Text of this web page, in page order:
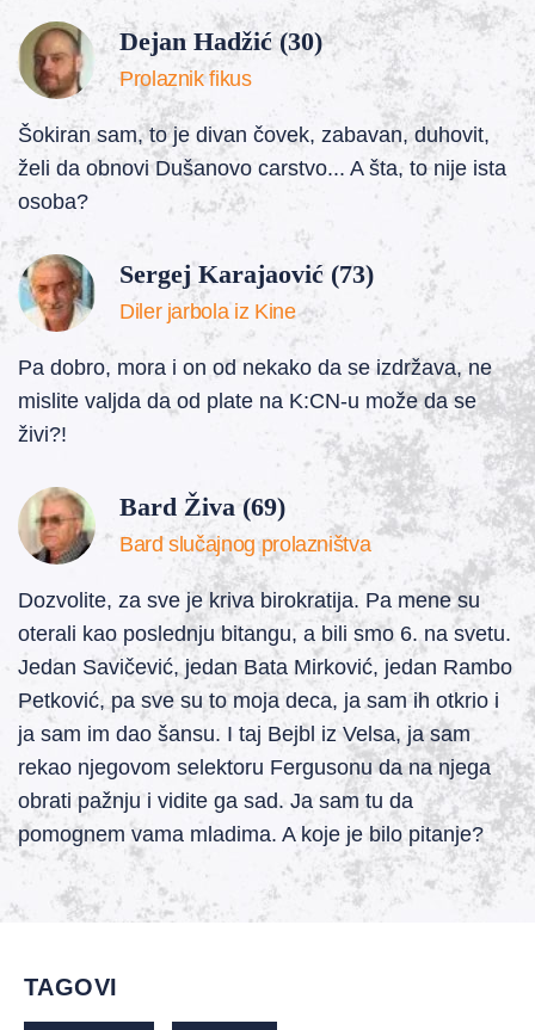
Dejan Hadžić (30)
Prolaznik fikus
Šokiran sam, to je divan čovek, zabavan, duhovit,
želi da obnovi Dušanovo carstvo... A šta, to nije ista
osoba?
Sergej Karajaović (73)
Diler jarbola iz Kine
Pa dobro, mora i on od nekako da se izdržava, ne
mislite valjda da od plate na K:CN-u može da se
živi?!
Bard Živa (69)
Bard slučajnog prolazništva
Dozvolite, za sve je kriva birokratija. Pa mene su
oterali kao poslednju bitangu, a bili smo 6. na svetu.
Jedan Savičević, jedan Bata Mirković, jedan Rambo
Petković, pa sve su to moja deca, ja sam ih otkrio i
ja sam im dao šansu. I taj Bejbl iz Velsa, ja sam
rekao njegovom selektoru Fergusonu da na njega
obrati pažnju i vidite ga sad. Ja sam tu da
pomognem vama mladima. A koje je bilo pitanje?
TAGOVI